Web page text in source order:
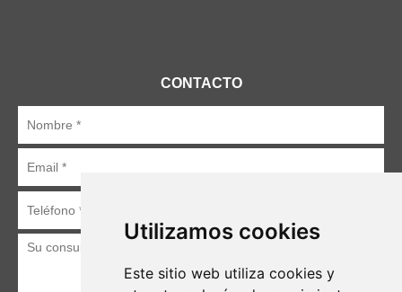
Utilizamos cookies
Este sitio web utiliza cookies y
CONTACTO